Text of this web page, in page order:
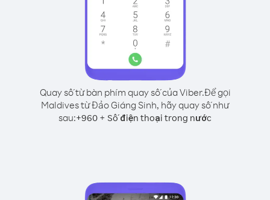
Quay số từ bàn phím quay số của Viber.Để gọi
Maldives từ Đảo Giáng Sinh, hãy quay số như
sau:+960 + Số điện thoại trong nước